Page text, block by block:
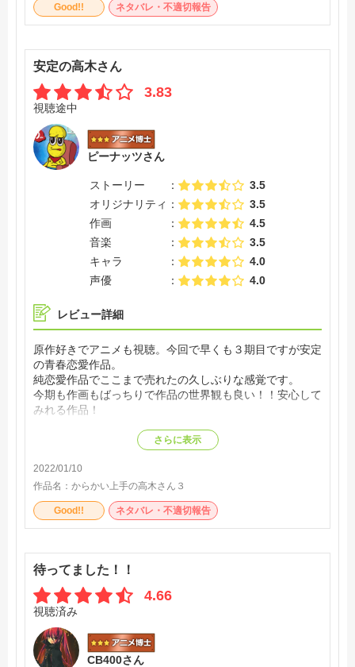
Good!! ネタバレ・不適切報告
安定の高木さん
3.83
視聴途中
ピーナッツさん
ストーリー
3.5
オリジナリティ
3.5
作画
4.5
音楽
3.5
キャラ
4.0
声優
4.0
レビュー詳細
原作好きでアニメも視聴。今回で早くも３期目ですが安定
の青春恋愛作品。
純恋愛作品でここまで売れたの久しぶりな感覚です。
今期も作画もばっちりで作品の世界観も良い！！安心して
みれる作品！
さらに表示
2022/01/10
作品名： からかい上手の高木さん３
Good!! ネタバレ・不適切報告
待ってました！！
4.66
視聴済み
CB400さん